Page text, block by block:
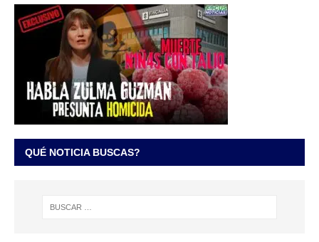
QUÉ NOTICIA BUSCAS?